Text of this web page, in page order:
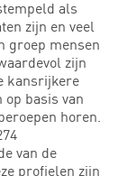
als
zijn en veel
groep mensen
zijn
kansrijkere
op basis van
horen.
van de
profielen zijn